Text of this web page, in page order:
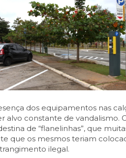
dos equipamentos nas
alvo constante de vandalismo.
de “flanelinhas”, que
que os mesmos teriam
ilegal.